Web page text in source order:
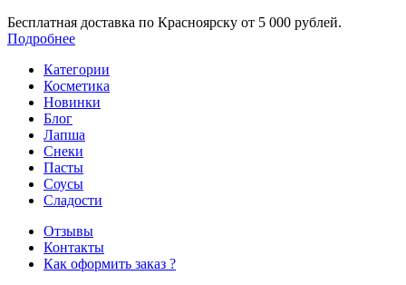
Бесплатная доставка по Красноярску от 5 000 рублей.
Подробнее
Категории
Косметика
Новинки
Блог
Лапша
Снеки
Пасты
Соусы
Сладости
Отзывы
Контакты
Как оформить заказ ?